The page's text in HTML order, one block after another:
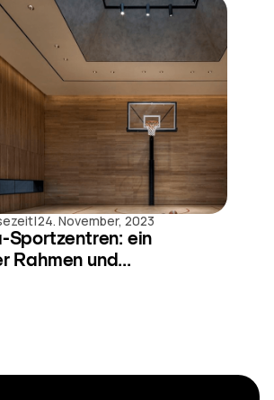
|24. November, 2023
Sportzentren: ein
Rahmen und...